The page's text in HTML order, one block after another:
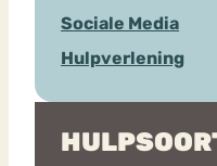
Sociale Media
Hulpverlening